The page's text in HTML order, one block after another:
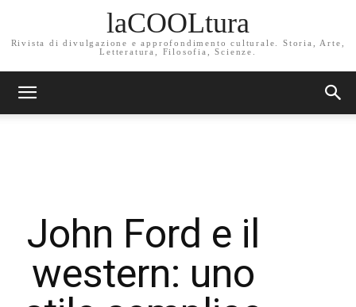
laCOOLtura
Rivista di divulgazione e approfondimento culturale. Storia, Arte,
Letteratura, Filosofia, Scienze.
John Ford e il
western: uno